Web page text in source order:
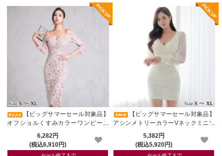
【ビッグサマーセール対象品】
オフショルくすみカラーワンピース
(キャバドレス・CABARETDRESS)
6,282円
(税込6,910円)
【ビッグサマーセール対象品】
アシンメトリーカラーVネックミニワ
ンピース(キャバドレス・CABARETD
5,382円
(税込5,920円)